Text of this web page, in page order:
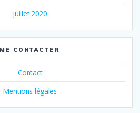
juillet 2020
ME CONTACTER
Contact
Mentions légales